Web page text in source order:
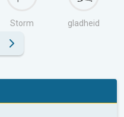
Storm gladheid